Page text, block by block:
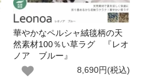
華やかなペルシャ絨毯柄の天
然素材100％い草ラグ 『レオ
ノア ブルー』
8,690円(税込)